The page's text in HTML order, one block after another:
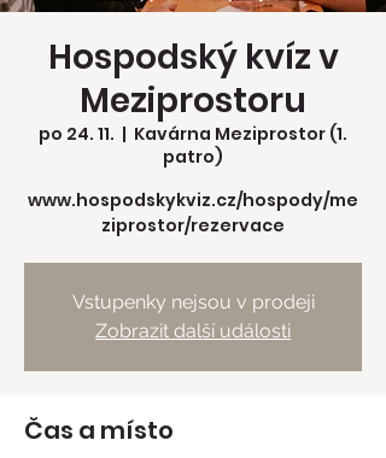
Hospodský kvíz v
Meziprostoru
po 24. 11.
  |
Kavárna Meziprostor (1.
patro)
www.hospodskykviz.cz/hospody/me
ziprostor/rezervace
Vstupenky nejsou v prodeji
Zobrazit další události
Čas a místo